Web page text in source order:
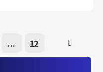
... 12